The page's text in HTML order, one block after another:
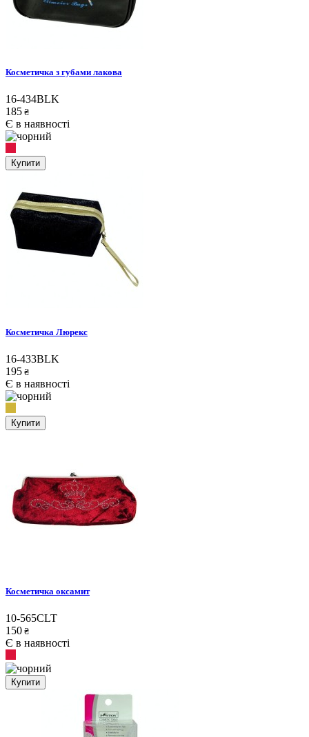
Косметичка з губами лакова
16-434BLK
185 ₴
Є в наявності
Купити
Косметичка Люрекс
16-433BLK
195 ₴
Є в наявності
Купити
Косметичка оксамит
10-565CLT
150 ₴
Є в наявності
Купити